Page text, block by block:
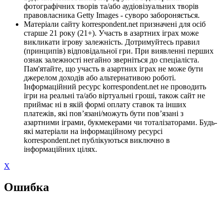
фотографічних творів та/або аудіовізуальних творів
правовласника Getty Images - суворо забороняється.
Матеріали сайту korrespondent.net призначені для осіб
старше 21 року (21+). Участь в азартних іграх може
викликати ігрову залежність. Дотримуйтесь правил
(принципів) відповідальної гри. При виявленні перших
ознак залежності негайно зверніться до спеціаліста.
Пам'ятайте, що участь в азартних іграх не може бути
джерелом доходів або альтернативою роботі.
Інформаційний ресурс korrespondent.net не проводить
ігри на реальні та/або віртуальні гроші, також сайт не
приймає ні в якій формі оплату ставок та інших
платежів, які пов’язані/можуть бути пов’язані з
азартними іграми, букмекерами чи тоталізаторами. Будь-
які матеріали на інформаційному ресурсі
korrespondent.net публікуються виключно в
інформаційних цілях.
X
Ошибка